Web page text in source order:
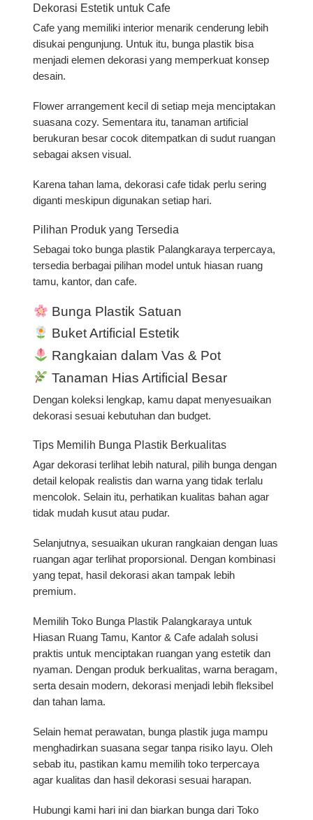
Dekorasi Estetik untuk Cafe
Cafe yang memiliki interior menarik cenderung lebih
disukai pengunjung. Untuk itu, bunga plastik bisa
menjadi elemen dekorasi yang memperkuat konsep
desain.
Flower arrangement kecil di setiap meja menciptakan
suasana cozy. Sementara itu, tanaman artificial
berukuran besar cocok ditempatkan di sudut ruangan
sebagai aksen visual.
Karena tahan lama, dekorasi cafe tidak perlu sering
diganti meskipun digunakan setiap hari.
Pilihan Produk yang Tersedia
Sebagai toko bunga plastik Palangkaraya terpercaya,
tersedia berbagai pilihan model untuk hiasan ruang
tamu, kantor, dan cafe.
Bunga Plastik Satuan
Buket Artificial Estetik
Rangkaian dalam Vas & Pot
Tanaman Hias Artificial Besar
Dengan koleksi lengkap, kamu dapat menyesuaikan
dekorasi sesuai kebutuhan dan budget.
Tips Memilih Bunga Plastik Berkualitas
Agar dekorasi terlihat lebih natural, pilih bunga dengan
detail kelopak realistis dan warna yang tidak terlalu
mencolok. Selain itu, perhatikan kualitas bahan agar
tidak mudah kusut atau pudar.
Selanjutnya, sesuaikan ukuran rangkaian dengan luas
ruangan agar terlihat proporsional. Dengan kombinasi
yang tepat, hasil dekorasi akan tampak lebih
premium.
MemilihToko Bunga Plastik Palangkaraya untuk
Hiasan Ruang Tamu, Kantor & Cafe adalah solusi
praktis untuk menciptakan ruangan yang estetik dan
nyaman. Dengan produk berkualitas, warna beragam,
serta desain modern, dekorasi menjadi lebih fleksibel
dan tahan lama.
Selain hemat perawatan, bunga plastik juga mampu
menghadirkan suasana segar tanpa risiko layu. Oleh
sebab itu, pastikan kamu memilih toko terpercaya
agar kualitas dan hasil dekorasi sesuai harapan.
Hubungi kami hari ini dan biarkan bunga dari Toko